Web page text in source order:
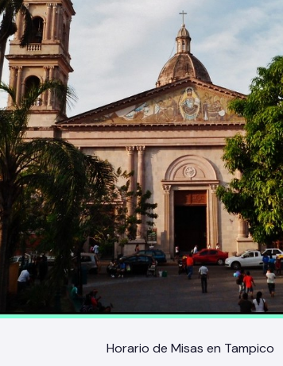
Horario de Misas en Tampico